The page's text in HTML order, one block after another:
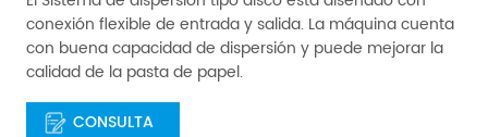
conexión flexible de entrada y salida. La máquina cuenta
con buena capacidad de dispersión y puede mejorar la
calidad de la pasta de papel.
CONSULTA